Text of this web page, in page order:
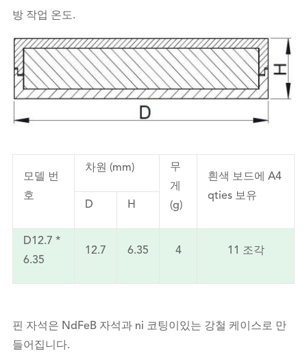
방 작업 온도.
모델 번
호
차원 (mm)
무
게
(g)
흰색 보드에 A4
qties 보유
D
H
D12.7 *
6.35
12.7 6.35 4 11 조각
핀 자석은 NdFeB 자석과 ni 코팅이있는 강철 케이스로 만
들어집니다.